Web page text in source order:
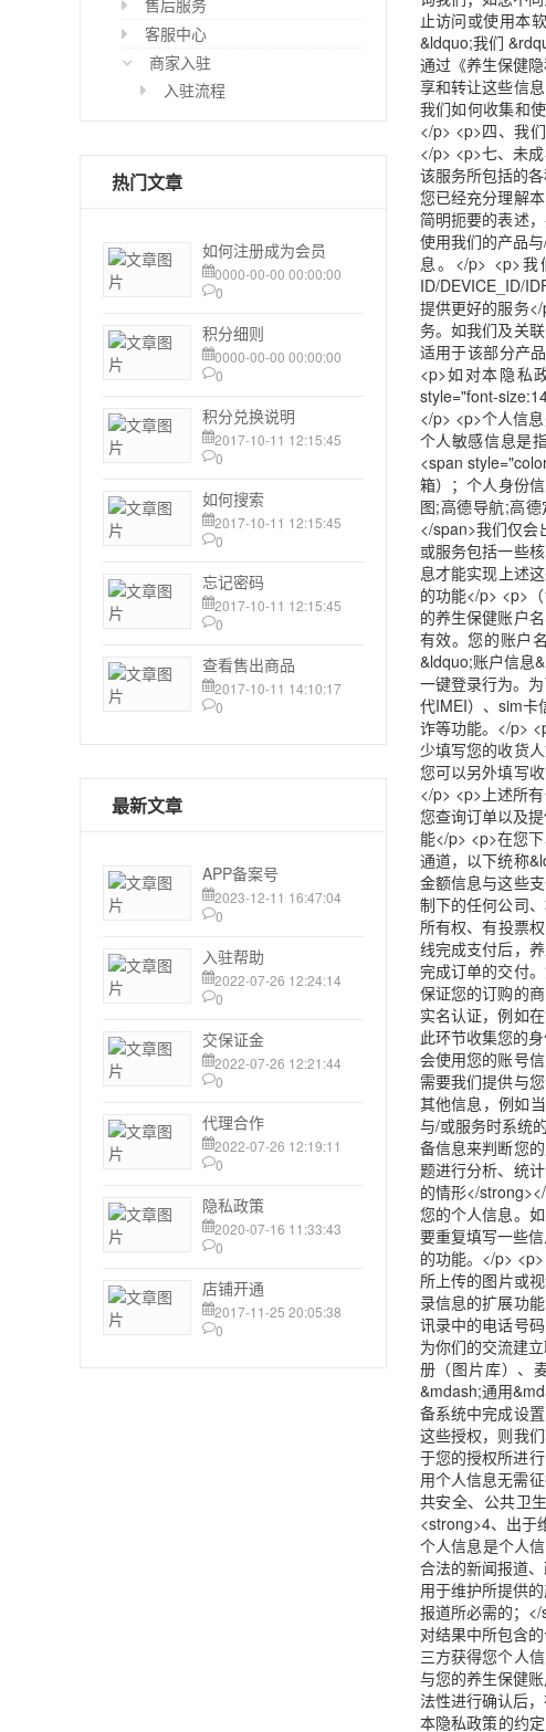
售后服务
客服中心
商家入驻
入驻流程
热门文章
如何注册成为会员
0000-00-00 00:00:00
0
积分细则
0000-00-00 00:00:00
0
积分兑换说明
2017-10-11 12:15:45
0
如何搜索
2017-10-11 12:15:45
0
忘记密码
2017-10-11 12:15:45
0
查看售出商品
2017-10-11 14:10:17
0
最新文章
APP备案号
2023-12-11 16:47:04
0
入驻帮助
2022-07-26 12:24:14
0
交保证金
2022-07-26 12:21:44
0
代理合作
2022-07-26 12:19:11
0
隐私政策
2020-07-16 11:33:43
0
店铺开通
2017-11-25 20:05:38
0